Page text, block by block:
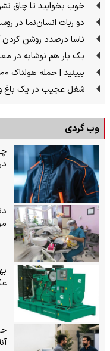
خوب بخوابید تا چاق
دو ربات انسان‌نما در
ناسا درصدد روشن
یک بار هم نوشابه در
ببینید | حمله هولناک ۹۰۰ مار کبرای قاتل به ساکنان مردم چین
شغل عجیب در یک
وب گردی